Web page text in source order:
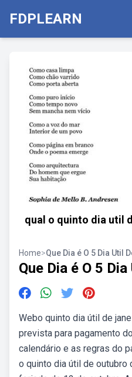
FDPLEARN
qual o quinto dia util
Home>Que Dia é O 5 Dia Util
Que Dia é O 5
Webo quinto dia útil de
prevista para pagamento
calendário e as regras do
o quinto dia útil de outubro